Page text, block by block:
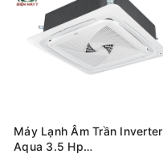
Máy Lạnh Âm Trần Inverter
Aqua 3.5 Hp